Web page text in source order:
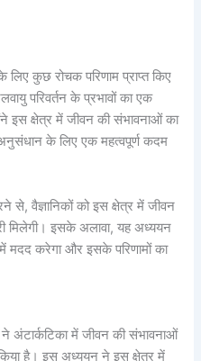
कुछ रोचक परिणाम प्राप्त किए
परिवर्तन के प्रभावों का एक
इस क्षेत्र में जीवन की संभावनाओं का
अनुसंधान के लिए एक महत्वपूर्ण कदम
से, वैज्ञानिकों को इस क्षेत्र में जीवन
मिलेगी। इसके अलावा, यह अध्ययन
मदद करेगा और इसके परिणामों का
ने अंटार्कटिका में जीवन की संभावनाओं
है। इस अध्ययन ने इस क्षेत्र में